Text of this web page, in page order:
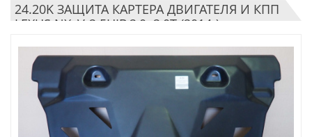
24.20K ЗАЩИТА КАРТЕРА ДВИГАТЕЛЯ И КПП
LEXUS NX, V-2.5HIB,2,0; 2,0T (2014-)